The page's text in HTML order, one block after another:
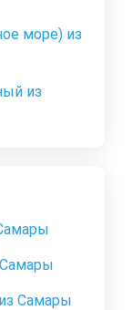
море) из
из
Самары